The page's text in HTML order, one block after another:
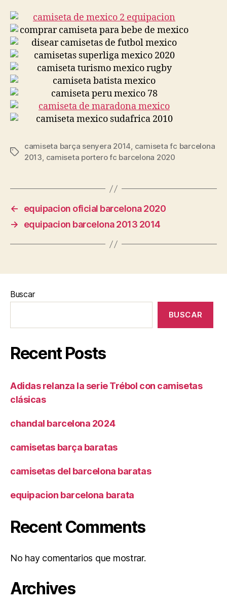
Etiquetas
camiseta barça senyera 2014, camiseta fc barcelona
2013, camiseta portero fc barcelona 2020
←
equipacion oficial barcelona 2020
→
equipacion barcelona 2013 2014
Buscar
BUSCAR
Recent Posts
Adidas relanza la serie Trébol con camisetas
clásicas
chandal barcelona 2024
camisetas barça baratas
camisetas del barcelona baratas
equipacion barcelona barata
Recent Comments
No hay comentarios que mostrar.
Archives